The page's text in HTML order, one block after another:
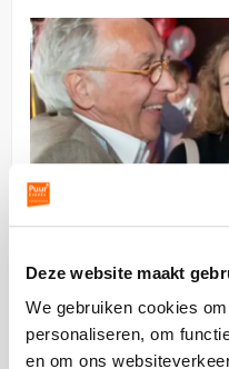
Deze website maakt
We gebruiken cookies
personaliseren, om
en om ons
Bekijk
Dagprogramma
Puur*
Teambuilding
Dagprogramma |
06:00 uur
Boek een originele